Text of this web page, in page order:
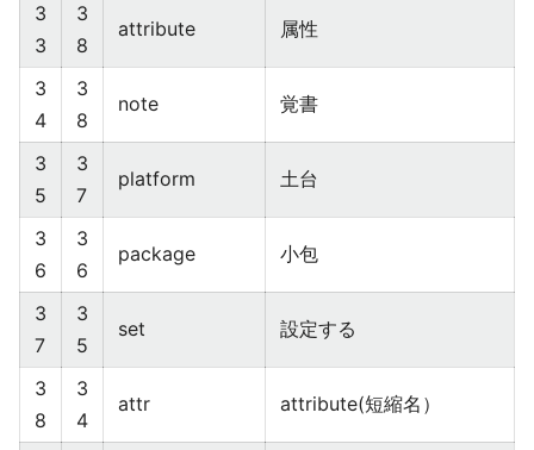
3
3
3
8
attribute 属性
3
4
3
8
note 覚書
3
5
3
7
platform 土台
3
6
3
6
package 小包
3
7
3
5
set 設定する
3
8
3
4
attr attribute(短縮名）